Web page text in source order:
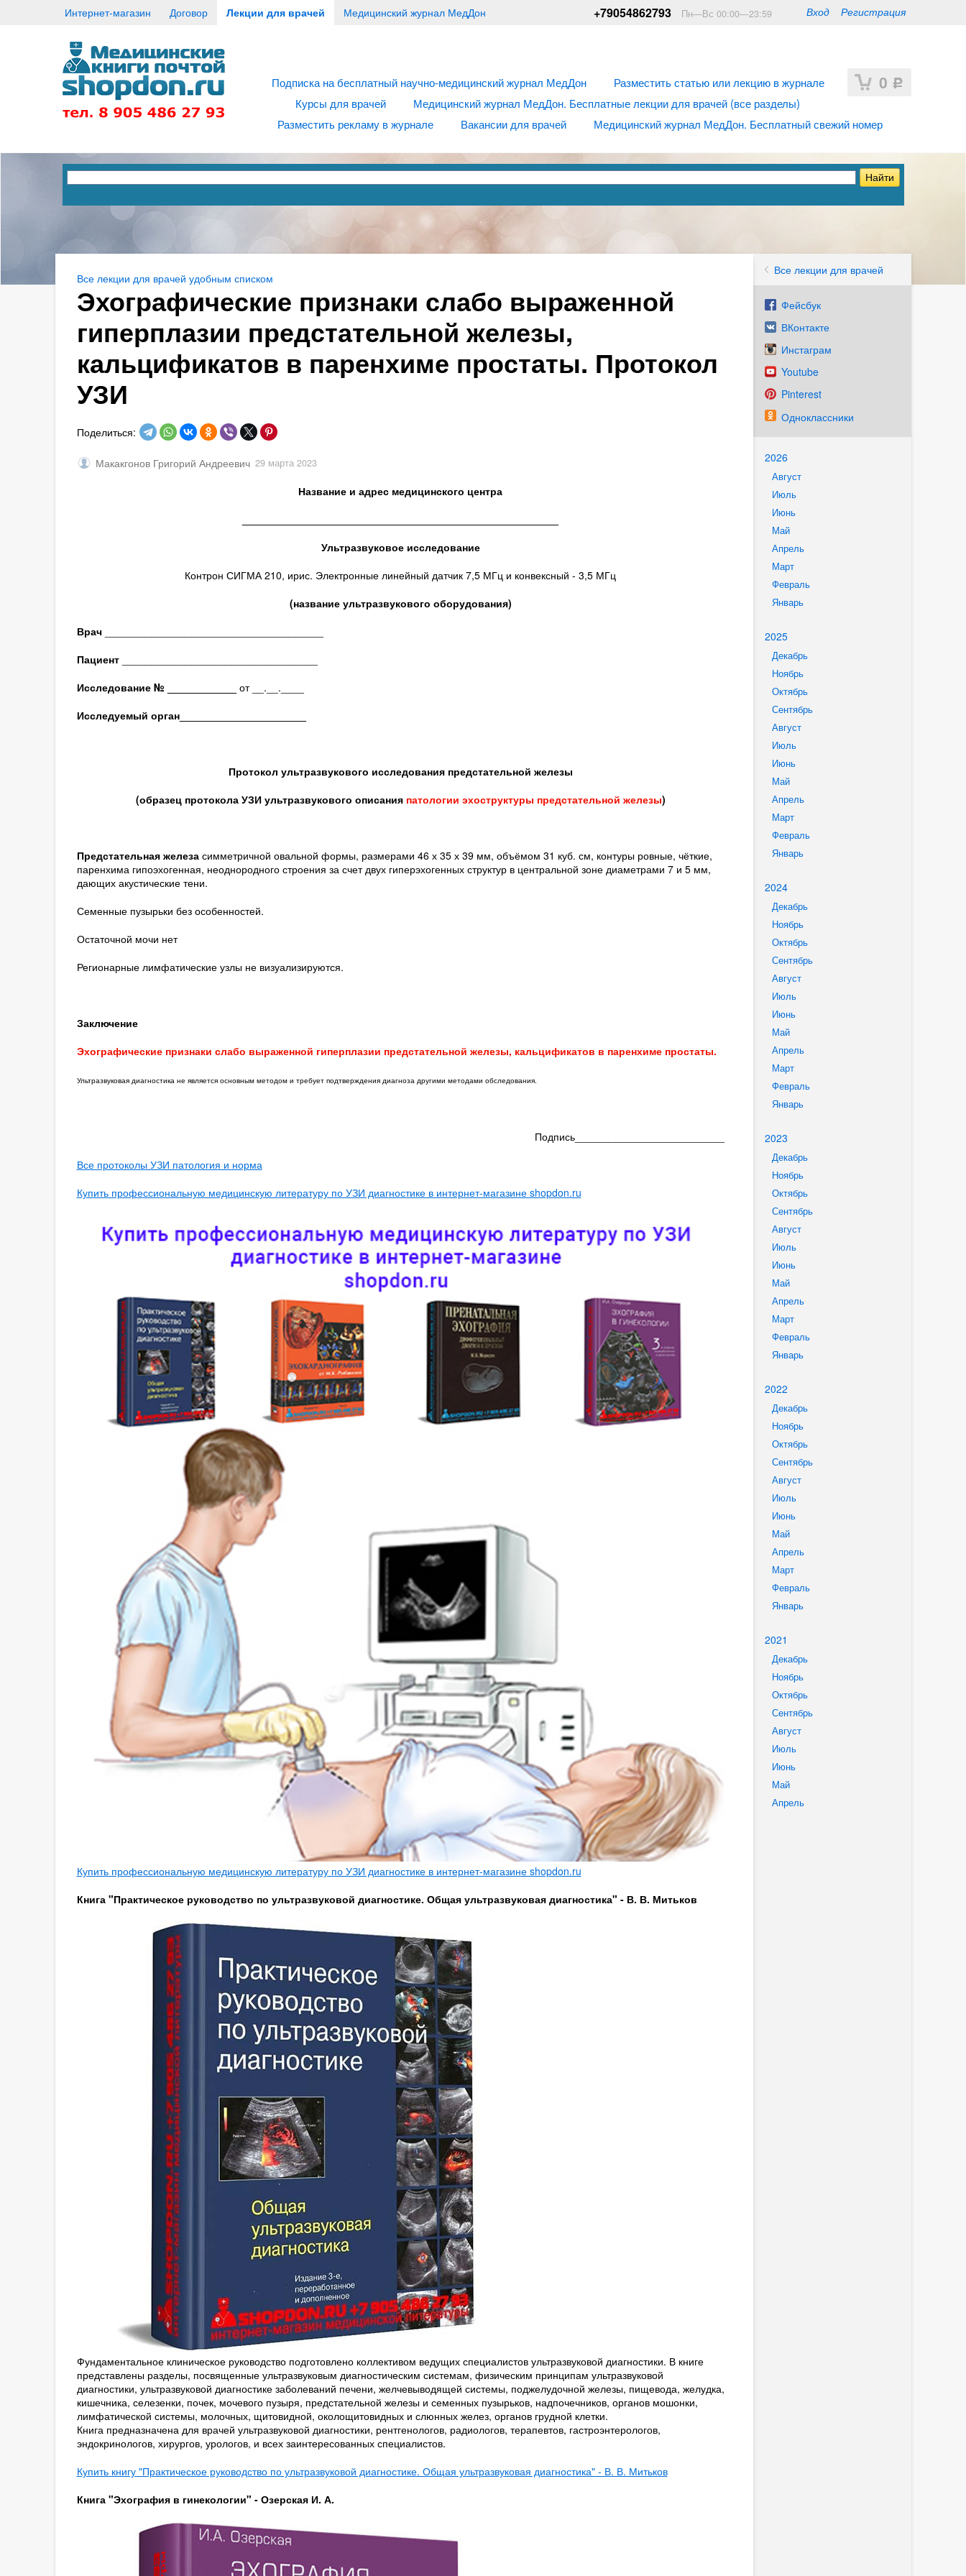
Интернет-магазин Договор Лекции для врачей Медицинский журнал МедДон Вход Регистрация
+79054862793 Пн—Вс 00:00—23:59
0 Р
Подписка на бесплатный научно-медицинский журнал МедДон
Разместить статью или лекцию в журнале
Курсы для врачей
Медицинский журнал МедДон. Бесплатные лекции для врачей (все разделы)
Разместить рекламу в журнале
Вакансии для врачей Медицинский журнал МедДон. Бесплатный свежий номер
Все лекции для врачей
Фейсбук
ВКонтакте
Инстаграм
Youtube
Pinterest
Одноклассники
2026
Август
Июль
Июнь
Май
Апрель
Март
Февраль
Январь
2025
Декабрь
Ноябрь
Октябрь
Сентябрь
Август
Июль
Июнь
Май
Апрель
Март
Февраль
Январь
2024
Декабрь
Ноябрь
Октябрь
Сентябрь
Август
Июль
Июнь
Май
Апрель
Март
Февраль
Январь
2023
Декабрь
Ноябрь
Октябрь
Сентябрь
Август
Июль
Июнь
Май
Апрель
Март
Февраль
Январь
2022
Декабрь
Ноябрь
Октябрь
Сентябрь
Август
Июль
Июнь
Май
Апрель
Март
Февраль
Январь
2021
Декабрь
Ноябрь
Октябрь
Сентябрь
Август
Июль
Июнь
Май
Апрель
Все лекции для врачей удобным списком
Эхографические признаки слабо выраженной
гиперплазии предстательной железы,
кальцификатов в паренхиме простаты. Протокол
УЗИ
Поделиться:
Макакгонов Григорий Андреевич 29 марта 2023
Название и адрес медицинского центра
Ультразвуковое исследование
Контрон СИГМА 210, ирис. Электронные линейный датчик 7,5 МГц и конвексный - 3,5 МГц
(название ультразвукового оборудования)
Врач______________________________________
Пациент__________________________________
Исследование № ____________ от __.__.____
Исследуемый орган______________________
Протокол ультразвукового исследования предстательной железы
(образец протокола УЗИ ультразвукового описания патологии эхоструктуры предстательной железы)
Предстательная железа симметричной овальной формы, размерами 46 х 35 х 39 мм, объёмом 31 куб. см, контуры ровные, чёткие,
паренхима гипоэхогенная, неоднородного строения за счет двух гиперэхогенных структур в центральной зоне диаметрами 7 и 5 мм,
дающих акустические тени.
Семенные пузырьки без особенностей.
Остаточной мочи нет
Регионарные лимфатические узлы не визуализируются.
Заключение
Эхографические признаки слабо выраженной гиперплазии предстательной железы, кальцификатов в паренхиме простаты.
Ультразвуковая диагностика не является основным методом и требует подтверждения диагноза другими методами обследования.
Подпись__________________________
Все протоколы УЗИ патология и норма
Купить профессиональную медицинскую литературу по УЗИ диагностике в интернет-магазине shopdon.ru
Купить профессиональную медицинскую литературу по УЗИ диагностике в интернет-магазине shopdon.ru
Книга "Практическое руководство по ультразвуковой диагностике. Общая ультразвуковая диагностика" - В. В. Митьков
Фундаментальное клиническое руководство подготовлено коллективом ведущих специалистов ультразвуковой диагностики. В книге
представлены разделы, посвященные ультразвуковым диагностическим системам, физическим принципам ультразвуковой
диагностики, ультразвуковой диагностике заболеваний печени, желчевыводящей системы, поджелудочной железы, пищевода, желудка,
кишечника, селезенки, почек, мочевого пузыря, предстательной железы и семенных пузырьков, надпочечников, органов мошонки,
лимфатической системы, молочных, щитовидной, околощитовидных и слюнных желез, органов грудной клетки.
Книга предназначена для врачей ультразвуковой диагностики, рентгенологов, радиологов, терапевтов, гастроэнтерологов,
эндокринологов, хирургов, урологов, и всех заинтересованных специалистов.
Купить книгу "Практическое руководство по ультразвуковой диагностике. Общая ультразвуковая диагностика" - В. В. Митьков
Книга "Эхография в гинекологии" - Озерская И. А.